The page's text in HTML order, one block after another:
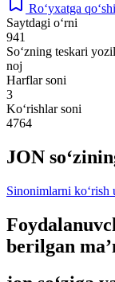
Ro‘yxatga
Saytdagi o‘rni
941
So‘zning teskari
noj
Harflar soni
3
Ko‘rishlar soni
4764
JON
Sinonimlarni ko‘rish
berilgan